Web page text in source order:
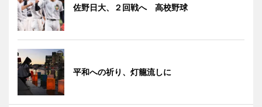
佐野日大、２回戦へ 高校野球
平和への祈り、灯籠流しに